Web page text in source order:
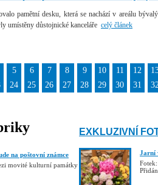
pamětní desku, která se nachází v areálu
umístěny důstojnické kanceláře celý článek
5 6 7 8 9 10 11 12
24 25 26 27 28 29 30 31
na poštovní známce
movité kulturní památky
EXKLUZIVNÍ
Jarní